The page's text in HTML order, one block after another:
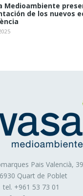
Medioambiente
de los nuevos
Pais Valencià, 39
Quart de Poblet
tel. +961 53 73 01